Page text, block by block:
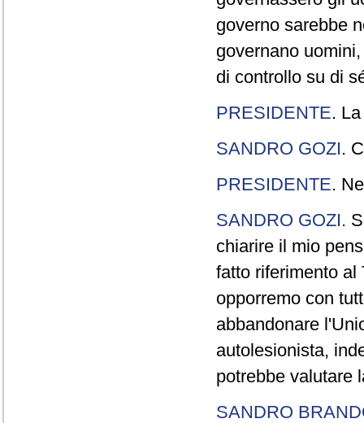
governo sarebbe
governano
di controllo su di
PRESIDENTE.
SANDRO GOZI.
PRESIDENTE.
SANDRO GOZI.
chiarire il mio
fatto riferimento al
opporremo con
abbandonare
autolesionista,
potrebbe valutare
SANDRO